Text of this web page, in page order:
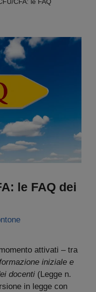
le FAQ dei
attivati – tra
iniziale e
docenti (Legge n.
in legge con